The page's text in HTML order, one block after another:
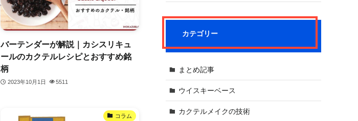
バーテンダーが解説｜カシスリキュ
ールのカクテルレシピとおすすめ銘
柄
2023年10月1日 5511
コラム
カテゴリー
まとめ記事
ウイスキーベース
カクテルメイクの技術